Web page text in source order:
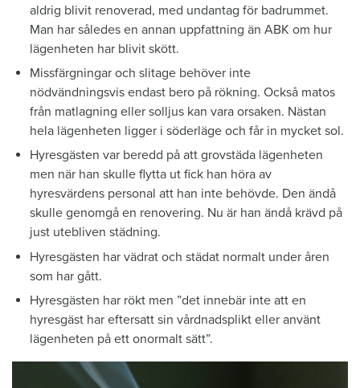
aldrig blivit renoverad, med undantag för badrummet.
Man har således en annan uppfattning än ABK om hur
lägenheten har blivit skött.
Missfärgningar och slitage behöver inte
nödvändningsvis endast bero på rökning. Också matos
från matlagning eller solljus kan vara orsaken. Nästan
hela lägenheten ligger i söderläge och får in mycket sol.
Hyresgästen var beredd på att grovstäda lägenheten
men när han skulle flytta ut fick han höra av
hyresvärdens personal att han inte behövde. Den ändå
skulle genomgå en renovering. Nu är han ändå krävd på
just utebliven städning.
Hyresgästen har vädrat och städat normalt under åren
som har gått.
Hyresgästen har rökt men ”det innebär inte att en
hyresgäst har eftersatt sin vårdnadsplikt eller använt
lägenheten på ett onormalt sätt”.